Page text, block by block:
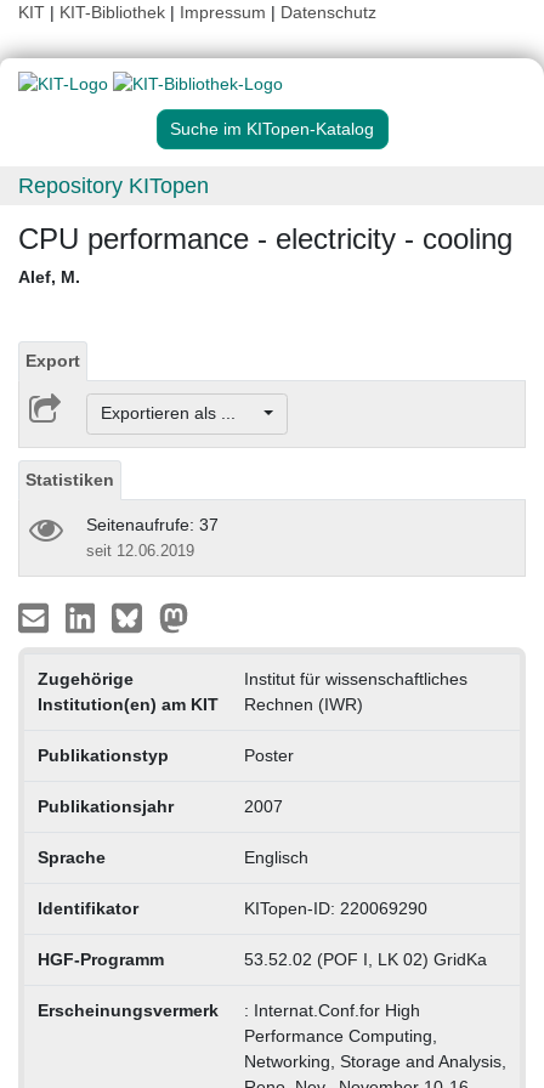
KIT | KIT-Bibliothek | Impressum | Datenschutz
Suche im KITopen-Katalog
Repository KITopen
CPU performance - electricity - cooling
Alef, M.
Export
Exportieren als ...
Statistiken
Seitenaufrufe: 37
seit 12.06.2019
Zugehörige
Institution(en) am KIT
Institut für wissenschaftliches
Rechnen (IWR)
Publikationstyp Poster
Publikationsjahr 2007
Sprache Englisch
Identifikator KITopen-ID: 220069290
HGF-Programm 53.52.02 (POF I, LK 02) GridKa
Erscheinungsvermerk
: Internat.Conf.for High
Performance Computing,
Networking, Storage and Analysis,